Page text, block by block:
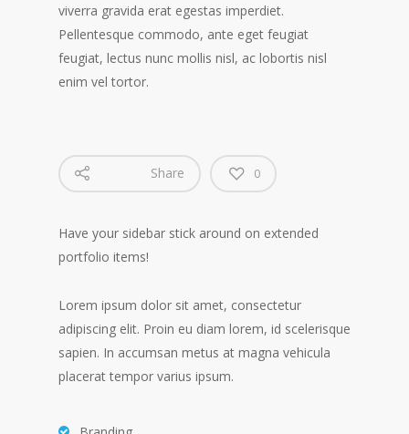
viverra gravida erat egestas imperdiet.
Pellentesque commodo, ante eget feugiat
feugiat, lectus nunc mollis nisl, ac lobortis nisl
enim vel tortor.
Share 0
Have your sidebar stick around on extended
portfolio items!
Lorem ipsum dolor sit amet, consectetur
adipiscing elit. Proin eu diam lorem, id scelerisque
sapien. In accumsan metus at magna vehicula
placerat tempor varius ipsum.